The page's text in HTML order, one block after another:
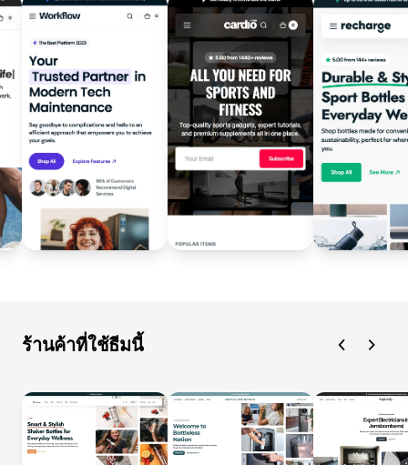
ร้านค้าที่ใช้ธีมนี้